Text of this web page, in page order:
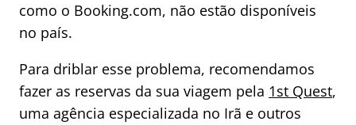
como o Booking.com, não estão disponíveis
no país.
Para driblar esse problema, recomendamos
fazer as reservas da sua viagem pela 1st Quest,
uma agência especializada no Irã e outros